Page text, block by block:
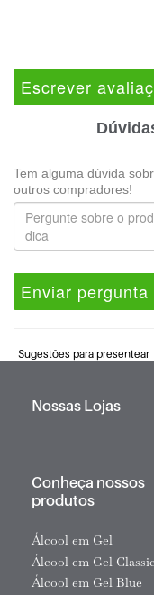
Escrever
Tem alguma dúvida
outros compradores!
Enviar pergunta
Sugestões para presentear
Nossas Lojas
Conheça nossos
produtos
Álcool em Gel
Álcool em Gel Classic
Álcool em Gel Blue